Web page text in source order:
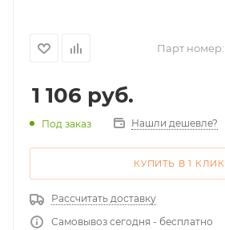
Парт номер:
1 106 руб.
Под заказ Нашли дешевле?
КУПИТЬ В 1 КЛИК
Рассчитать доставку
Самовывоз сегодня - бесплатно